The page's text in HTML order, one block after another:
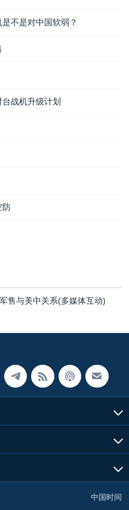
不是对中国软弱？
战机升级计划
防
售与美中关系(多媒体互动)
中国时间